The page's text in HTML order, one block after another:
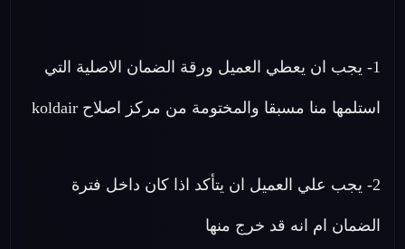
1- يجب ان يعطي العميل ورقة الضمان الاصلية التي
استلمها منا مسبقا والمختومة من مركز اصلاح koldair
2- يجب علي العميل ان يتأكد اذا كان داخل فترة
الضمان ام انه قد خرج منها